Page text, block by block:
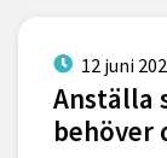
12 juni
Anställa
behöver